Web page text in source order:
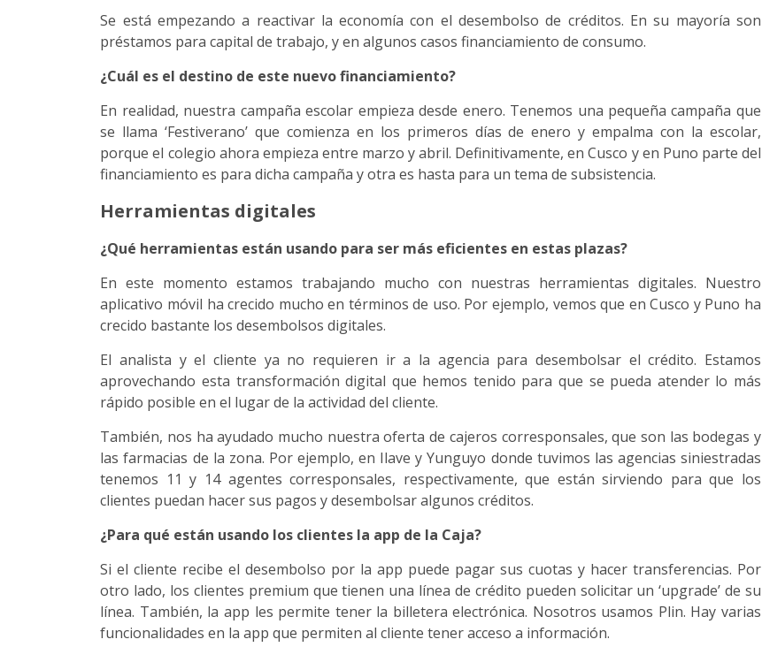
Se está empezando a reactivar la economía con el desembolso de créditos. En su mayoría son
préstamos para capital de trabajo, y en algunos casos financiamiento de consumo.
¿Cuál es el destino de este nuevo financiamiento?
En realidad, nuestra campaña escolar empieza desde enero. Tenemos una pequeña campaña que
se llama ‘Festiverano’ que comienza en los primeros días de enero y empalma con la escolar,
porque el colegio ahora empieza entre marzo y abril. Definitivamente, en Cusco y en Puno parte del
financiamiento es para dicha campaña y otra es hasta para un tema de subsistencia.
Herramientas digitales
¿Qué herramientas están usando para ser más eficientes en estas plazas?
En este momento estamos trabajando mucho con nuestras herramientas digitales. Nuestro
aplicativo móvil ha crecido mucho en términos de uso. Por ejemplo, vemos que en Cusco y Puno ha
crecido bastante los desembolsos digitales.
El analista y el cliente ya no requieren ir a la agencia para desembolsar el crédito. Estamos
aprovechando esta transformación digital que hemos tenido para que se pueda atender lo más
rápido posible en el lugar de la actividad del cliente.
También, nos ha ayudado mucho nuestra oferta de cajeros corresponsales, que son las bodegas y
las farmacias de la zona. Por ejemplo, en Ilave y Yunguyo donde tuvimos las agencias siniestradas
tenemos 11 y 14 agentes corresponsales, respectivamente, que están sirviendo para que los
clientes puedan hacer sus pagos y desembolsar algunos créditos.
¿Para qué están usando los clientes la app de la Caja?
Si el cliente recibe el desembolso por la app puede pagar sus cuotas y hacer transferencias. Por
otro lado, los clientes premium que tienen una línea de crédito pueden solicitar un ‘upgrade’ de su
línea. También, la app les permite tener la billetera electrónica. Nosotros usamos Plin. Hay varias
funcionalidades en la app que permiten al cliente tener acceso a información.